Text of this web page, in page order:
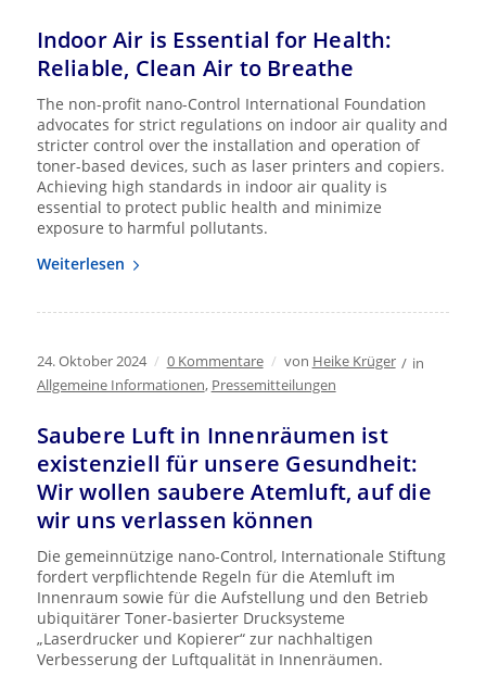
Indoor Air is Essential for Health:
Reliable, Clean Air to Breathe
The non-profit nano-Control International Foundation
advocates for strict regulations on indoor air quality and
stricter control over the installation and operation of
toner-based devices, such as laser printers and copiers.
Achieving high standards in indoor air quality is
essential to protect public health and minimize
exposure to harmful pollutants.
Weiterlesen
24. Oktober 2024 / 0 Kommentare / von Heike Krüger / in
Allgemeine Informationen, Pressemitteilungen
Saubere Luft in Innenräumen ist
existenziell für unsere Gesundheit:
Wir wollen saubere Atemluft, auf die
wir uns verlassen können
Die gemeinnützige nano-Control, Internationale Stiftung
fordert verpflichtende Regeln für die Atemluft im
Innenraum sowie für die Aufstellung und den Betrieb
ubiquitärer Toner-basierter Drucksysteme
„Laserdrucker und Kopierer“ zur nachhaltigen
Verbesserung der Luftqualität in Innenräumen.